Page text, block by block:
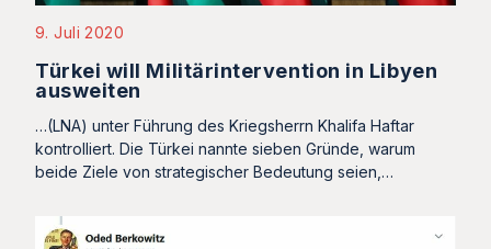
9. Juli 2020
Türkei will Militärintervention in Libyen
ausweiten
…(LNA) unter Führung des Kriegsherrn Khalifa Haftar
kontrolliert. Die Türkei nannte sieben Gründe, warum
beide Ziele von strategischer Bedeutung seien,…